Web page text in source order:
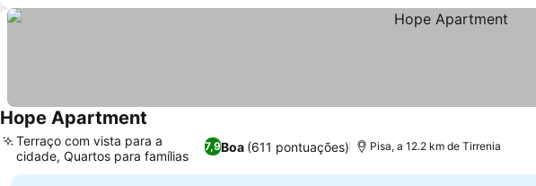
Hope Apartment
7,9Boa (611 pontuações)
Terraço com vista para a
cidade, Quartos para famílias
Pisa, a 12.2 km de Tirrenia